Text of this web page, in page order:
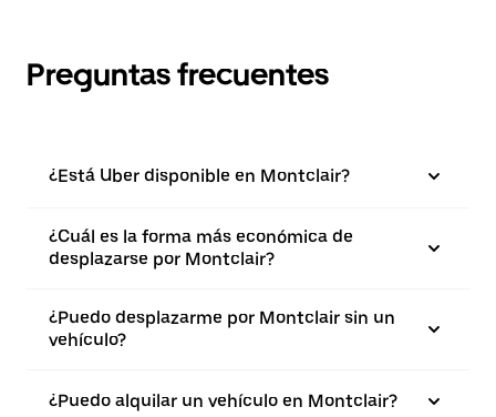
Preguntas frecuentes
¿Está Uber disponible en Montclair?
¿Cuál es la forma más económica de
desplazarse por Montclair?
¿Puedo desplazarme por Montclair sin un
vehículo?
¿Puedo alquilar un vehículo en Montclair?